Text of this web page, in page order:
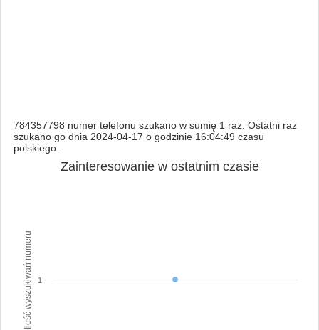
784357798 numer telefonu szukano w sumię 1 raz. Ostatni raz
szukano go dnia 2024-04-17 o godzinie 16:04:49 czasu
polskiego.
Ilość wyszukiwań numeru
Zainteresowanie w ostatnim czasie
1